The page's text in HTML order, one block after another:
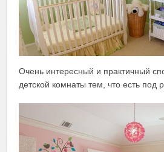
Очень интересный и практичный
детской комнаты тем, что есть под